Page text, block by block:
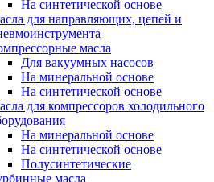
На синтетической основе
для направляющих, цепей и
масла
Для вакуумных насосов
На минеральной основе
На синтетической основе
для компрессоров холодильного
На минеральной основе
На синтетической основе
Полусинтетические
масла